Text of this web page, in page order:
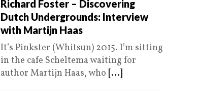
Richard Foster – Discovering
Dutch Undergrounds: Interview
with Martijn Haas
It’s Pinkster (Whitsun) 2015. I’m sitting
in the cafe Scheltema waiting for
author Martijn Haas, who [...]